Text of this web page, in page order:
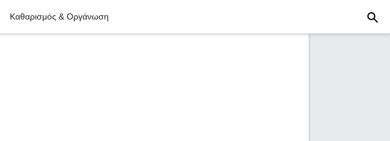
Καθαρισμός & Οργάνωση